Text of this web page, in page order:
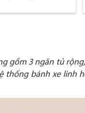
gồm 3 ngăn tủ
bánh xe linh